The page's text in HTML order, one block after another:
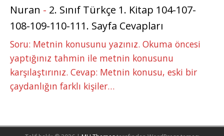
Nuran - 2. Sınıf Türkçe 1. Kitap 104-107-
108-109-110-111. Sayfa Cevapları
Soru: Metnin konusunu yazınız. Okuma öncesi
yaptığınız tahmin ile metnin konusunu
karşılaştırınız. Cevap: Metnin konusu, eski bir
çaydanlığın farklı kişiler…